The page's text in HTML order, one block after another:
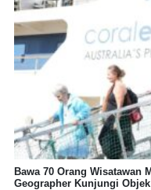
Bawa 70 Orang Wisatawan
Geographer Kunjungi